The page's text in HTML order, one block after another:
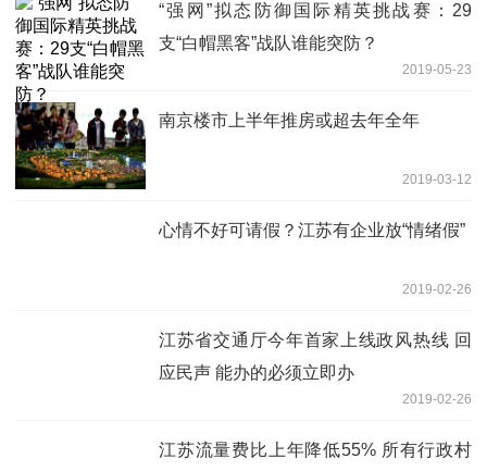
“强网”拟态防御国际精英挑战赛：29
支“白帽黑客”战队谁能突防？
2019-05-23
南京楼市上半年推房或超去年全年
2019-03-12
心情不好可请假？江苏有企业放“情绪假”
2019-02-26
江苏省交通厅今年首家上线政风热线 回
应民声 能办的必须立即办
2019-02-26
江苏流量费比上年降低55% 所有行政村